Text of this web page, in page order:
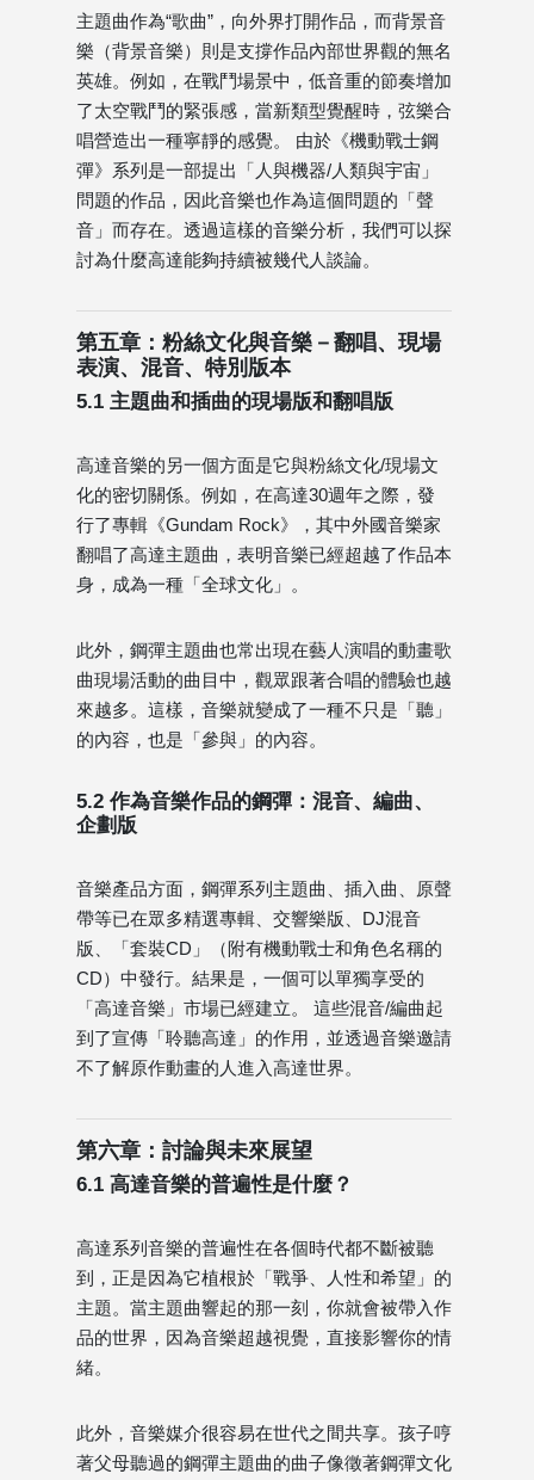
主題曲作為“歌曲”，向外界打開作品，而背景音
樂（背景音樂）則是支撐作品內部世界觀的無名
英雄。例如，在戰鬥場景中，低音重的節奏增加
了太空戰鬥的緊張感，當新類型覺醒時，弦樂合
唱營造出一種寧靜的感覺。 由於《機動戰士鋼
彈》系列是一部提出「人與機器/人類與宇宙」
問題的作品，因此音樂也作為這個問題的「聲
音」而存在。透過這樣的音樂分析，我們可以探
討為什麼高達能夠持續被幾代人談論。
第五章：粉絲文化與音樂－翻唱、現場
表演、混音、特別版本
5.1 主題曲和插曲的現場版和翻唱版
高達音樂的另一個方面是它與粉絲文化/現場文
化的密切關係。例如，在高達30週年之際，發
行了專輯《Gundam Rock》，其中外國音樂家
翻唱了高達主題曲，表明音樂已經超越了作品本
身，成為一種「全球文化」。
此外，鋼彈主題曲也常出現在藝人演唱的動畫歌
曲現場活動的曲目中，觀眾跟著合唱的體驗也越
來越多。這樣，音樂就變成了一種不只是「聽」
的內容，也是「參與」的內容。
5.2 作為音樂作品的鋼彈：混音、編曲、
企劃版
音樂產品方面，鋼彈系列主題曲、插入曲、原聲
帶等已在眾多精選專輯、交響樂版、DJ混音
版、「套裝CD」（附有機動戰士和角色名稱的
CD）中發行。結果是，一個可以單獨享受的
「高達音樂」市場已經建立。 這些混音/編曲起
到了宣傳「聆聽高達」的作用，並透過音樂邀請
不了解原作動畫的人進入高達世界。
第六章：討論與未來展望
6.1 高達音樂的普遍性是什麼？
高達系列音樂的普遍性在各個時代都不斷被聽
到，正是因為它植根於「戰爭、人性和希望」的
主題。當主題曲響起的那一刻，你就會被帶入作
品的世界，因為音樂超越視覺，直接影響你的情
緒。
此外，音樂媒介很容易在世代之間共享。孩子哼
著父母聽過的鋼彈主題曲的曲子像徵著鋼彈文化